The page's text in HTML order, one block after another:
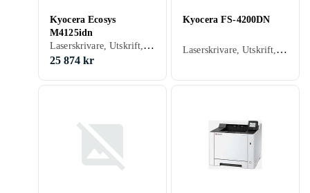
Kyocera Ecosys
M4125idn
Laserskrivare, Utskrift, Skanna, Kopiering, Fax, USB, RJ-45 (Ethernet), NFC, Wi-Fi, Minneskortsläsare, Pekskärm, Scanna till e-post
25 874 kr
Kyocera FS-4200DN
Laserskrivare, Utskrift, USB, RJ-45 (Ethernet), Parallellport, Wi-Fi, Minneskortsläsare